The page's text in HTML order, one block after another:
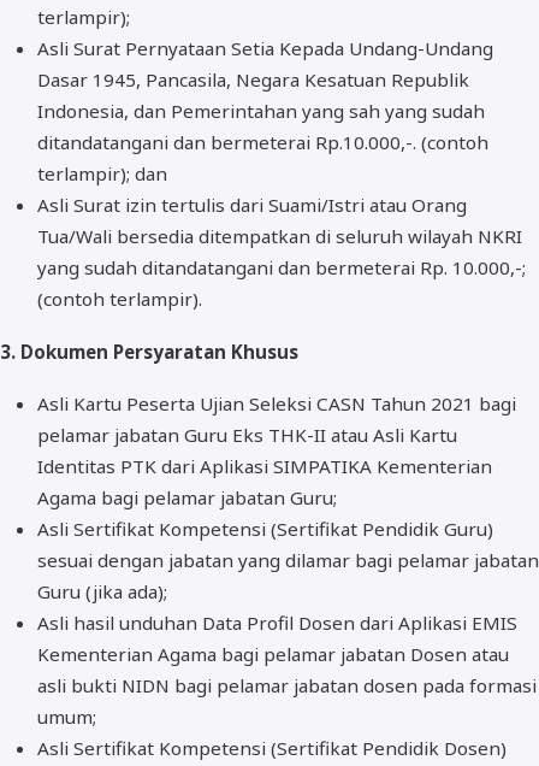
terlampir);
Asli Surat Pernyataan Setia Kepada Undang-Undang
Dasar 1945, Pancasila, Negara Kesatuan Republik
Indonesia, dan Pemerintahan yang sah yang sudah
ditandatangani dan bermeterai Rp.10.000,-. (contoh
terlampir); dan
Asli Surat izin tertulis dari Suami/Istri atau Orang
Tua/Wali bersedia ditempatkan di seluruh wilayah NKRI
yang sudah ditandatangani dan bermeterai Rp. 10.000,-;
(contoh terlampir).
3. Dokumen Persyaratan Khusus
Asli Kartu Peserta Ujian Seleksi CASN Tahun 2021 bagi
pelamar jabatan Guru Eks THK-II atau Asli Kartu
Identitas PTK dari Aplikasi SIMPATIKA Kementerian
Agama bagi pelamar jabatan Guru;
Asli Sertifikat Kompetensi (Sertifikat Pendidik Guru)
sesuai dengan jabatan yang dilamar bagi pelamar jabatan
Guru (jika ada);
Asli hasil unduhan Data Profil Dosen dari Aplikasi EMIS
Kementerian Agama bagi pelamar jabatan Dosen atau
asli bukti NIDN bagi pelamar jabatan dosen pada formasi
umum;
Asli Sertifikat Kompetensi (Sertifikat Pendidik Dosen)